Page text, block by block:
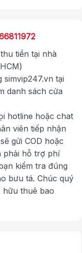
tiền tại nhà
tại
danh sách cửa
hotline hoặc chat
viên tiếp nhận
gửi COD hoặc
phải hỗ trợ phí
kiểm tra đúng
bưu tá. Chúc quý
hữu thuê bao